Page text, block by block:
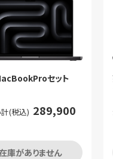
セット
(税込) 289,900
庫がありません